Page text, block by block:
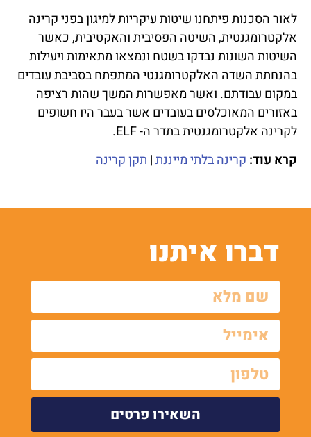
לאור הסכנות פיתחנו שיטות עיקריות למיגון בפני קרינה
אלקטרומגנטית, השיטה הפסיבית והאקטיבית, כאשר
השיטות השונות נבדקו בשטח ונמצאו מתאימות ויעילות
בהנחתת השדה האלקטרומגנטי המתפתח בסביבת עובדים
במקום עבודתם. ואשר מאפשרות המשך שהות רציפה
באזורים המאוכלסים בעובדים אשר בעבר היו חשופים
לקרינה אלקטרומגנטית בתדר ה- ELF.
קרא עוד: קרינה בלתי מייננת| תקן קרינה
דברו איתנו
השאירו פרטים